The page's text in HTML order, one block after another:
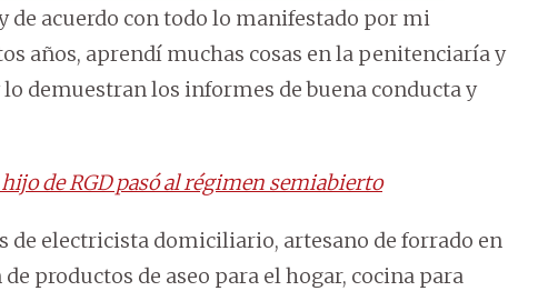
de acuerdo con todo lo manifestado por mi
años, aprendí muchas cosas en la penitenciaría y
demuestran los informes de buena conducta y
de RGD pasó al régimen semiabierto
de electricista domiciliario, artesano de forrado en
productos de aseo para el hogar, cocina para